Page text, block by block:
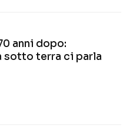
anni dopo:
sotto terra ci parla